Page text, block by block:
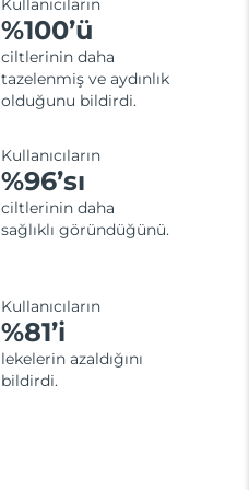
Kullanıcıların
%100’ü
ciltlerinin daha
tazelenmiş ve aydınlık
olduğunu bildirdi.
Kullanıcıların
%96’sı
ciltlerinin daha
sağlıklı göründüğünü.
Kullanıcıların
%81’i
lekelerin azaldığını
bildirdi.